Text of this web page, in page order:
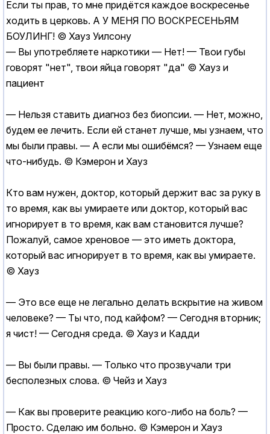
Если ты прав, то мне придётся каждое воскресенье
ходить в церковь. А У МЕНЯ ПО ВОСКРЕСЕНЬЯМ
БОУЛИНГ! © Хауз Уилсону
— Вы употребляете наркотики — Нет! — Твои губы
говорят "нет", твои яйца говорят "да" © Хауз и
пациент
— Нельзя ставить диагноз без биопсии. — Нет, можно,
будем ее лечить. Если ей станет лучше, мы узнаем, что
мы были правы. — А если мы ошибёмся? — Узнаем еще
что-нибудь. © Кэмерон и Хауз
Кто вам нужен, доктор, который держит вас за руку в
то время, как вы умираете или доктор, который вас
игнорирует в то время, как вам становится лучше?
Пожалуй, самое хреновое — это иметь доктора,
который вас игнорирует в то время, как вы умираете.
© Хауз
— Это все еще не легально делать вскрытие на живом
человеке? — Ты что, под кайфом? — Сегодня вторник;
я чист! — Сегодня среда. © Хауз и Кадди
— Вы были правы. — Только что прозвучали три
бесполезных слова. © Чейз и Хауз
— Как вы проверите реакцию кого-либо на боль? —
Просто. Сделаю им больно. © Кэмерон и Хауз